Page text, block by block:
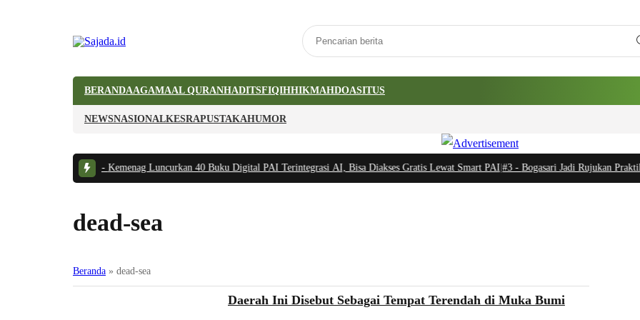
BERANDAAGAMAAL QURANHADITSFIQIHHIKMAHDOASITUS
NEWSNASIONALKESRAPUSTAKAHUMOR
#2 - Kemenag Luncurkan 40 Buku Digital PAI Terintegrasi AI, Bisa Diakses Gratis Lewat Smart PAI|#3 -Bogasari Jadi Rujukan
dead-sea
Beranda » dead-sea
Daerah Ini Disebut Sebagai Tempat Terendah di Muka Bumi